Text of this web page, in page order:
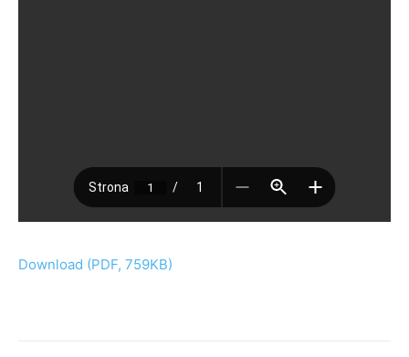
Download (PDF, 759KB)